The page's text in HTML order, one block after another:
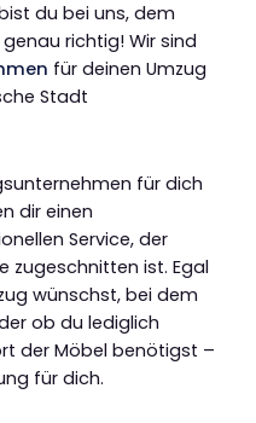
du bei uns, dem
richtig! Wir sind
für deinen Umzug
Stadt
für dich
dir einen
Service, der
zugeschnitten ist. Egal
wünschst, bei dem
ob du lediglich
der Möbel benötigst –
für dich.